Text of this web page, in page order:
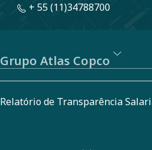
+ 55 (11)34788700
Grupo Atlas Copco
Relatório de Transparência